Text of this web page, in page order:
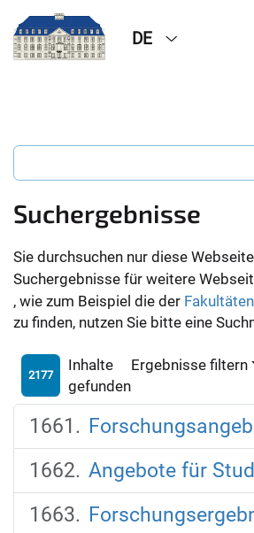
DE
Suchergebnisse
Sie durchsuchen nur diese
Suchergebnisse für weitere
, wie zum Beispiel die der Fakultäten
zu finden, nutzen Sie bitte eine
2177
Inhalte
gefunden
Ergebnisse filtern
Angebote für